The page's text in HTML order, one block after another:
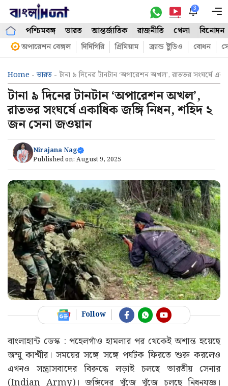
Skip
content
3
পশ্চিমবঙ্গ ভারত আন্তর্জাতিক রাজনীতি খেলা বিনোদন
অপারেশন বেঙ্গল দিদিগিরি প্রিমিয়াম ব্র্যান্ড ষ্টুডিও বোধন
Home -ভারত - টানা ৯ দিনের টানটান ‘অপারেশন অখল’, রাতভর সংঘর্ষে
টানা ৯ দিনের টানটান ‘অপারেশন অখল’,
রাতভর সংঘর্ষে একাধিক জঙ্গি নিধন, শহিদ ২
জন সেনা জওয়ান
Nirajana Nag
Published on: August 9, 2025
Follow
বাংলাহান্ট ডেস্ক : পহেলগাঁও হামলার পর থেকেই অশান্ত হয়েছে
জম্মু কাশ্মীর। সময়ের সঙ্গে সঙ্গে পর্যটক ফিরতে শুরু করলেও
এখনও সন্ত্রাসবাদের বিরুদ্ধে লড়াই চলছে ভারতীয় সেনার
(Indian Army)। জঙ্গিদের খুঁজে খুঁজে চলছে নিধনযজ্ঞ।